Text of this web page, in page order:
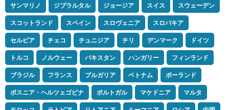
サンマリノ
ジブラルタル ジョージア スイス
スウェーデン
スコットランド
スペイン スロヴェニア
スロバキア
セルビア
チェコ チュニジア チリ デンマーク
ドイツ
トルコ
ノルウェー パキスタン ハンガリー
フィンランド
ブラジル
フランス ブルガリア ベトナム
ポーランド
ボスニア・ヘルツェゴビナ
ポルトガル マケドニア
マルタ